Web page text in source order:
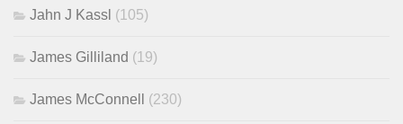
Jahn J Kassl (105)
James Gilliland (19)
James McConnell (230)